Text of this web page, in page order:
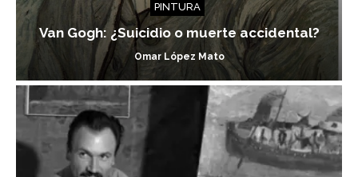
PINTURA
Van Gogh: ¿Suicidio o muerte accidental?
Omar López Mato